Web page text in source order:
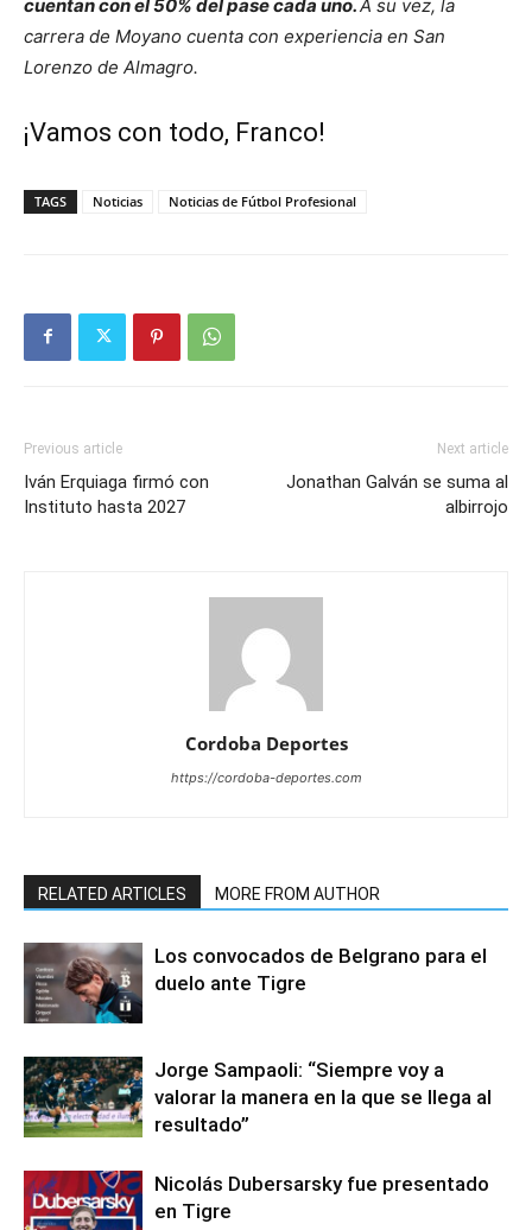
cuentan con el 50% del pase cada uno.A su vez, la
carrera de Moyano cuenta con experiencia en San
Lorenzo de Almagro.
¡Vamos con todo, Franco!
TAGS Noticias Noticias de Fútbol Profesional
Previous article
Iván Erquiaga firmó con
Instituto hasta 2027
Next article
Jonathan Galván se suma al
albirrojo
Cordoba Deportes
https://cordoba-deportes.com
RELATED ARTICLES MORE FROM AUTHOR
Los convocados de Belgrano para el
duelo ante Tigre
Jorge Sampaoli: “Siempre voy a
valorar la manera en la que se llega al
resultado”
Nicolás Dubersarsky fue presentado
en Tigre